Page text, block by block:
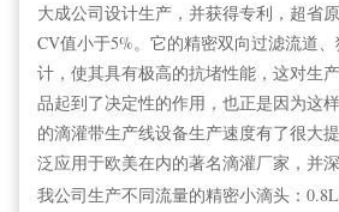
大成公司设计生产，并获得专利，超省
CV值小于5%。它的精密双向过滤流道
计，使其具有极高的抗堵性能，这对生
品起到了决定性的作用，也正是因为这
的滴灌带生产线设备生产速度有了很大
泛应用于欧美在内的著名滴灌厂家，并深
我公司生产不同流量的精密小滴头：